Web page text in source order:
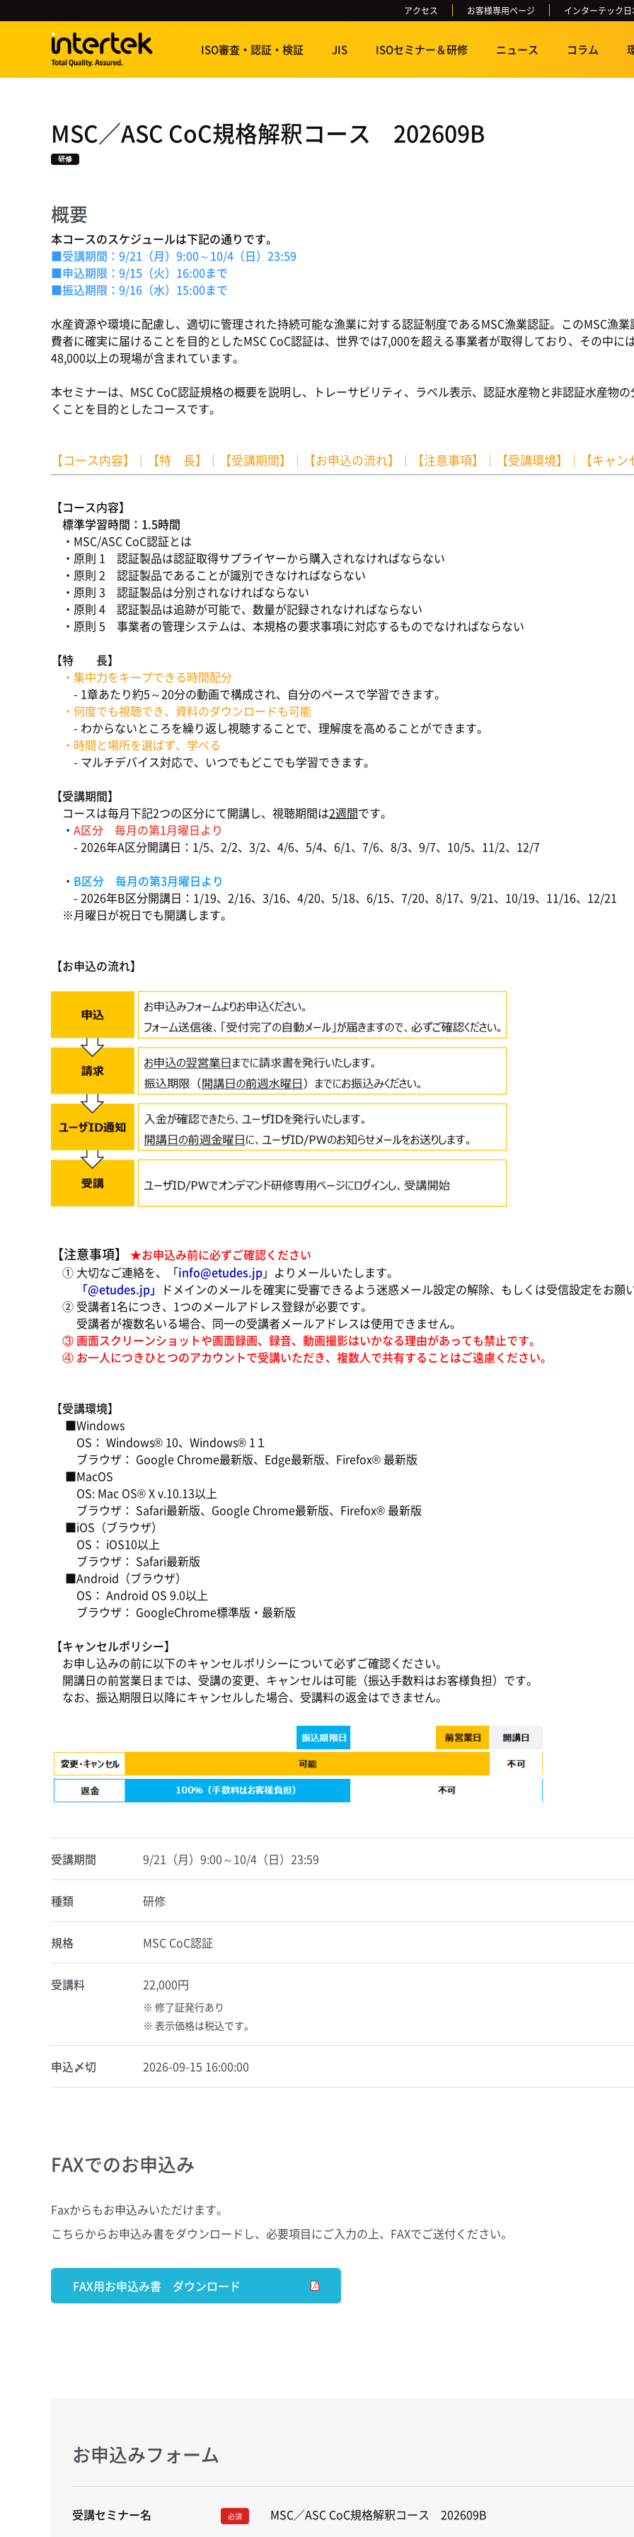
アクセス お客様専用ページ インターテック
ISO審査・認証・検証 JIS ISOセミナー＆研修 ニュース コラム
MSC／ASC CoC規格解釈コース 202609B
研修
概要
本コースのスケジュールは下記の通りです。
■受講期間：9/21（月）9:00～10/4（日）23:59
■申込期限：9/15 （火）16:00まで
■振込期限：9/16（水）15:00まで
水産資源や環境に配慮し、適切に管理された持続可能な漁業に対する認証制度であるMSC漁業認証。このMSC漁
費者に確実に届けることを目的としたMSC CoC認証は、世界では7,000を超える事業者が取得しており、その中
48,000以上の現場が含まれています。
本セミナーは、MSC CoC認証規格の概要を説明し、トレーサビリティ、ラベル表示、認証水産物と非認証水産物
くことを目的としたコースです。
【コース内容】 ｜ 【特 長】 ｜ 【受講期間】 ｜ 【お申込の流れ】 ｜ 【注意事項】 ｜ 【受講環境】 ｜ 【キャ
【コース内容】
標準学習時間：1.5時間
・MSC/ASC CoC認証とは
・原則 1 認証製品は認証取得サプライヤーから購入されなければならない
・原則 2 認証製品であることが識別できなければならない
・原則 3 認証製品は分別されなければならない
・原則 4 認証製品は追跡が可能で、数量が記録されなければならない
・原則 5 事業者の管理システムは、本規格の要求事項に対応するものでなければならない
【特 長】
・集中力をキープできる時間配分
- 1章あたり約5～20分の動画で構成され、自分のペースで学習できます。
・何度でも視聴でき、資料のダウンロードも可能
- わからないところを繰り返し視聴することで、理解度を高めることができます。
・時間と場所を選ばず、学べる
- マルチデバイス対応で、いつでもどこでも学習できます。
【受講期間】
コースは毎月下記2つの区分にて開講し、視聴期間は2週間です。
・ A区分 毎月の第1月曜日より
- 2026年A区分開講日：1/5、2/2、3/2、4/6、5/4、6/1、7/6、8/3、9/7、10/5、11/2、12/7
・ B区分 毎月の第3月曜日より
- 2026年B区分開講日：1/19、2/16、3/16、4/20、5/18、6/15、7/20、8/17、9/21、10/19、11/16、12/21
※月曜日が祝日でも開講します。
【お申込の流れ】
【注意事項】
★お申込み前に必ずご確認ください
① 大切なご連絡を、「info@etudes.jp」よりメールいたします。
「@etudes.jp」 ドメインのメールを確実に受審できるよう迷惑メール設定の解除、もしくは受信設定をお願
② 受講者1名につき、1つのメールアドレス登録が必要です。
受講者が複数名いる場合、同一の受講者メールアドレスは使用できません。
③ 画面スクリーンショットや画面録画、録音、動画撮影はいかなる理由があっても禁止です。
④ お一人につきひとつのアカウントで受講いただき、複数人で共有することはご遠慮ください。
【受講環境】
■Windows
OS： Windows® 10、Windows® 1１
ブラウザ： Google Chrome最新版、Edge最新版、Firefox® 最新版
■MacOS
OS: Mac OS® X v.10.13以上
ブラウザ： Safari最新版、Google Chrome最新版、Firefox® 最新版
■iOS（ブラウザ）
OS： iOS10以上
ブラウザ： Safari最新版
■Android（ブラウザ）
OS： Android OS 9.0以上
ブラウザ： GoogleChrome標準版・最新版
【キャンセルポリシー】
お申し込みの前に以下のキャンセルポリシーについて必ずご確認ください。
開講日の前営業日までは、受講の変更、キャンセルは可能（振込手数料はお客様負担）です。
なお、振込期限日以降にキャンセルした場合、受講料の返金はできません。
受講期間 9/21（月）9:00～10/4（日）23:59
種類 研修
規格 MSC CoC認証
受講料 22,000円
修了証発行あり
表示価格は税込です。
申込〆切 2026-09-15 16:00:00
FAXでのお申込み
Faxからもお申込みいただけます。
こちらからお申込み書をダウンロードし、必要項目にご入力の上、FAXでご送付ください。
FAX用お申込み書 ダウンロード
お申込みフォーム
受講セミナー名 必須 MSC／ASC CoC規格解釈コース　202609B